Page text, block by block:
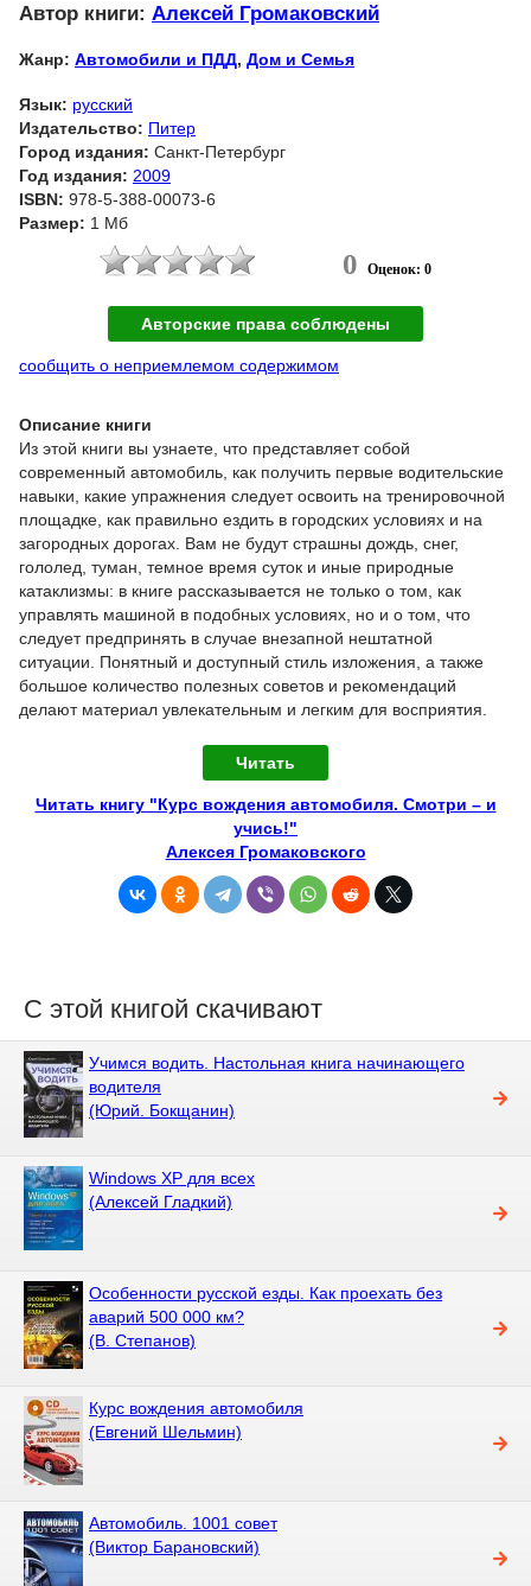
Автор книги: Алексей Громаковский
Жанр: Автомобили и ПДД, Дом и Семья
Язык: русский
Издательство: Питер
Город издания: Санкт-Петербург
Год издания: 2009
ISBN: 978-5-388-00073-6
Размер: 1 Мб
0 Оценок: 0
Авторские права соблюдены
сообщить о неприемлемом содержимом
Описание книги
Из этой книги вы узнаете, что представляет собой
современный автомобиль, как получить первые водительские
навыки, какие упражнения следует освоить на тренировочной
площадке, как правильно ездить в городских условиях и на
загородных дорогах. Вам не будут страшны дождь, снег,
гололед, туман, темное время суток и иные природные
катаклизмы: в книге рассказывается не только о том, как
управлять машиной в подобных условиях, но и о том, что
следует предпринять в случае внезапной нештатной
ситуации. Понятный и доступный стиль изложения, а также
большое количество полезных советов и рекомендаций
делают материал увлекательным и легким для восприятия.
Читать
Читать книгу "Курс вождения автомобиля. Смотри – и
учись!"
Алексея Громаковского
С этой книгой скачивают
Учимся водить. Настольная книга начинающего
водителя
(Юрий. Бокщанин)
Windows XP для всех
(Алексей Гладкий)
Особенности русской езды. Как проехать без
аварий 500 000 км?
(В. Степанов)
Курс вождения автомобиля
(Евгений Шельмин)
Автомобиль. 1001 совет
(Виктор Барановский)